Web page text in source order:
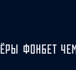
ФОНБЕТ